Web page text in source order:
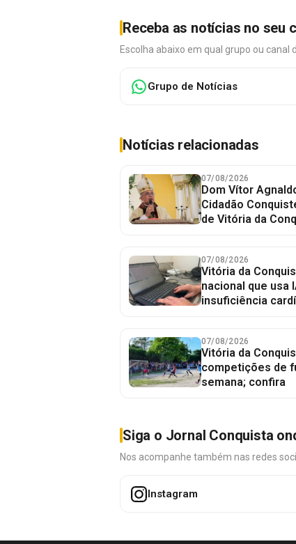
Receba as notícias no seu
Escolha abaixo em qual grupo ou canal
Grupo de Notícias
Notícias relacionadas
07/08/2026
Dom Vítor
Cidadão
de Vitória da
07/08/2026
Vitória da
nacional que usa
insuficiência
07/08/2026
Vitória da
competições de
semana; confira
Siga o Jornal Conquista
Nos acompanhe também nas redes
Instagram